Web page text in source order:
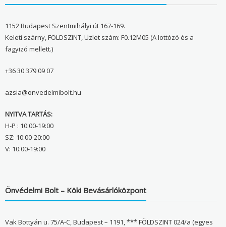
1152 Budapest Szentmihályi út 167-169.
Keleti szárny, FÖLDSZINT, Üzlet szám: F0.12M05 (A lottózó és a
fagyizó mellett.)
+36 30 379 09 07
azsia@onvedelmibolt.hu
NYITVA TARTÁS:
H-P : 10:00-19:00
SZ: 10:00-20:00
V: 10:00-19:00
Önvédelmi Bolt – Köki Bevásárlóközpont
Vak Bottyán u. 75/A-C, Budapest – 1191, *** FÖLDSZINT 024/a (egyes